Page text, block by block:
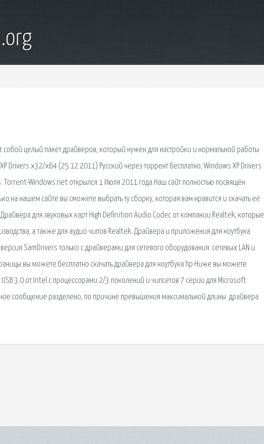
собой целый пакет драйверов, который нужен для настройки и нормальной работы
Drivers x32/x64 (25.12.2011) Русский через торрент бесплатно, Windows XP Drivers
Windows.net открылся 1 Июля 2011 года.Наш сайт полностью посвящён
на нашем сайте вы сможете выбрать ту сборку, которая вам нравится и скачать её
для звуковых карт High Definition Audio Codec от компании Realtek, которые
а также для аудио чипов Realtek. Драйвера и приложения для ноутбука
SamDrivers только с драйверами для сетевого оборудования: сетевых LAN и
вы можете бесплатно скачать драйвера для ноутбука hp Ниже вы можете
3.0 от Intel с процессорами 2/3 поколений и чипсетов 7 серии для Microsoft
сообщение разделено, по причине превышения максимальной длины. драйвера